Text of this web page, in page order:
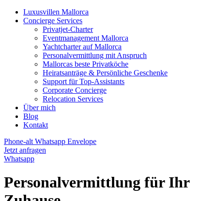
Luxusvillen Mallorca
Concierge Services
Privatjet-Charter
Eventmanagement Mallorca
Yachtcharter auf Mallorca
Personalvermittlung mit Anspruch
Mallorcas beste Privatköche
Heiratsanträge & Persönliche Geschenke
Support für Top-Assistants
Corporate Concierge
Relocation Services
Über mich
Blog
Kontakt
Phone-alt Whatsapp Envelope
Jetzt anfragen
Whatsapp
Personalvermittlung für Ihr